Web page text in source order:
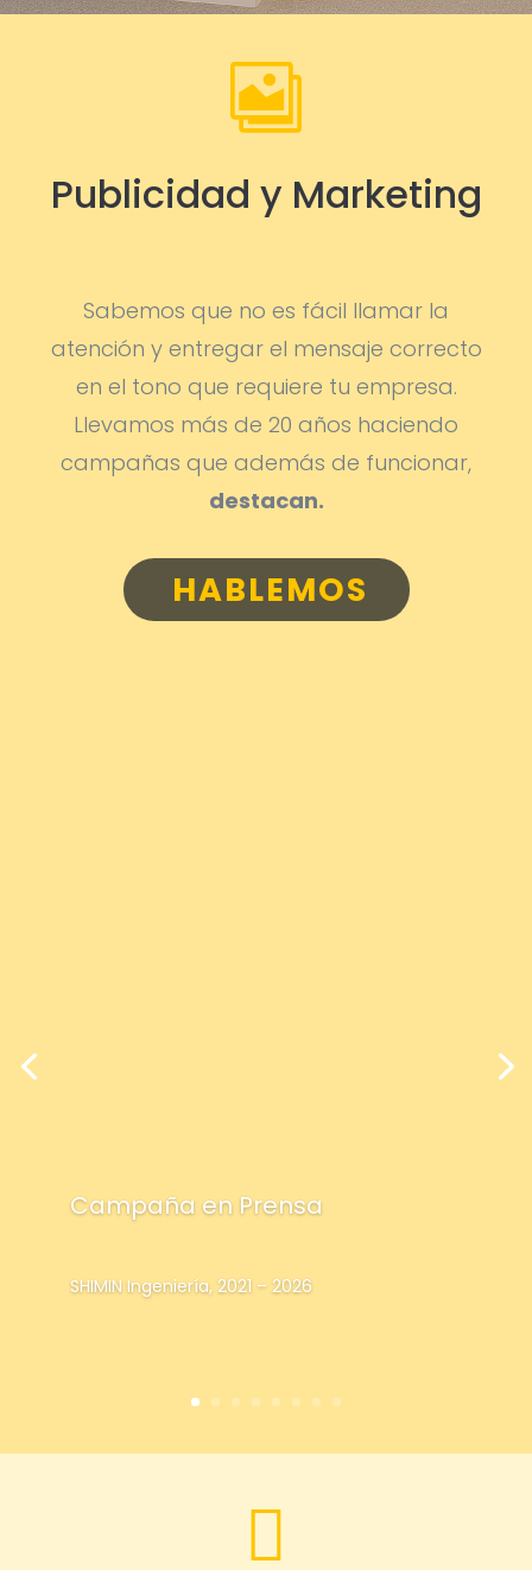

Publicidad y Marketing
Sabemos que no es fácil llamar la
atención y entregar el mensaje correcto
en el tono que requiere tu empresa.
Llevamos más de 20 años haciendo
campañas que además de funcionar,
destacan.
HABLEMOS
Campaña en Prensa
SHIMIN Ingeniería, 2021 – 2026
